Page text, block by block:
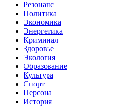
Резонанс
Политика
Экономика
Энергетика
Криминал
Здоровье
Экология
Образование
Культура
Спорт
Персона
История